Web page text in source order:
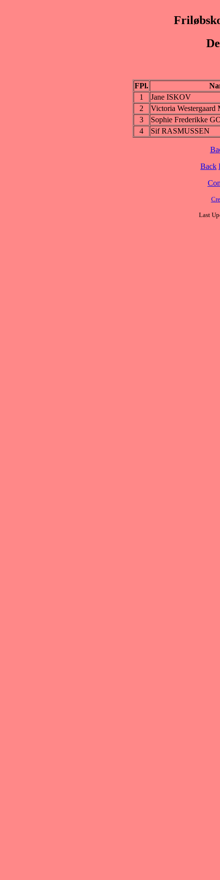
FPl.
1
Jane ISKOV
2
Victoria
3
Sophie Frederikke
4
Sif RASMUSSEN
Back
Last